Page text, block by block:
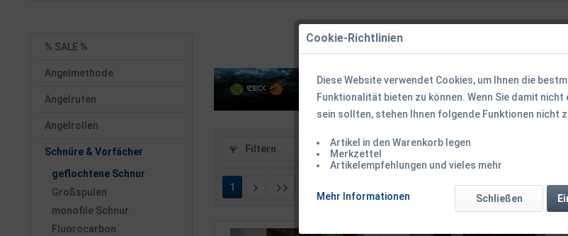
% SALE %
Angelmethode
Angelruten
Angelrollen
Schnüre & Vorfächer
geflochtene Schnur
Großspulen
monofile Schnur
Fluorocarbon
Filtern
1
Cookie-Richtlinien
Diese Website verwendet Cookies, um Ihnen die
Funktionalität bieten zu können. Wenn Sie damit nicht
sein sollten, stehen Ihnen folgende Funktionen nicht
Artikel in den Warenkorb legen
Merkzettel
Artikelempfehlungen und vieles mehr
Mehr Informationen Schließen